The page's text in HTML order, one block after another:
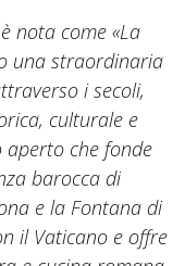
nota come «La
una straordinaria
i secoli,
culturale e
aperto che fonde
barocca di
e la Fontana di
il Vaticano e offre